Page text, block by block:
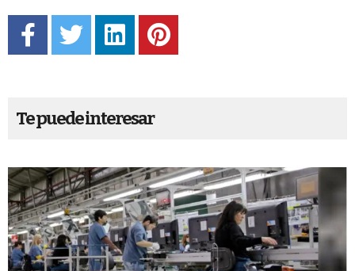
Te puede interesar